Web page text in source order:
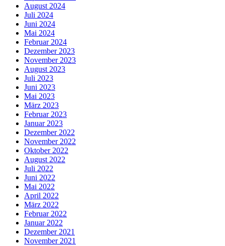
August 2024
Juli 2024
Juni 2024
Mai 2024
Februar 2024
Dezember 2023
November 2023
August 2023
Juli 2023
Juni 2023
Mai 2023
März 2023
Februar 2023
Januar 2023
Dezember 2022
November 2022
Oktober 2022
August 2022
Juli 2022
Juni 2022
Mai 2022
April 2022
März 2022
Februar 2022
Januar 2022
Dezember 2021
November 2021